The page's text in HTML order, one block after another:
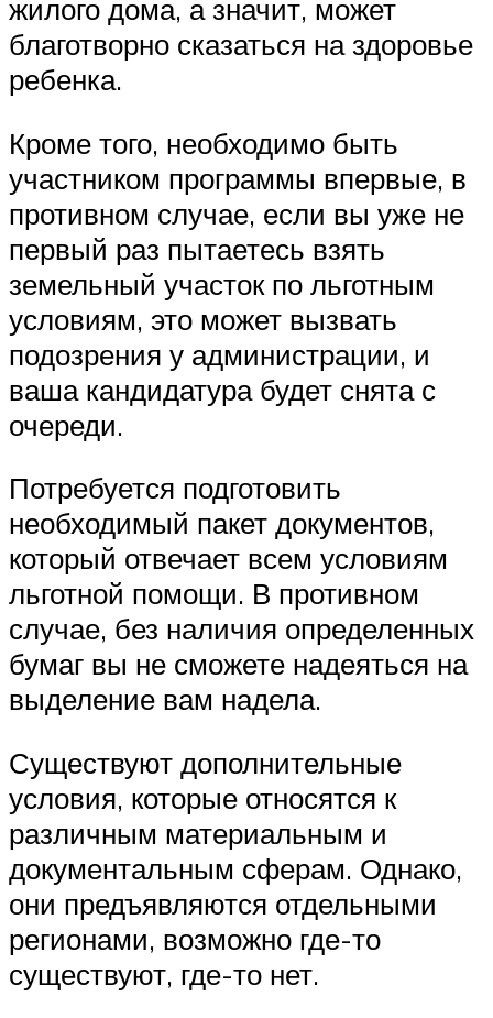
жилого дома, а значит, может
благотворно сказаться на здоровье
ребенка.
Кроме того, необходимо быть
участником программы впервые, в
противном случае, если вы уже не
первый раз пытаетесь взять
земельный участок по льготным
условиям, это может вызвать
подозрения у администрации, и
ваша кандидатура будет снята с
очереди.
Потребуется подготовить
необходимый пакет документов,
который отвечает всем условиям
льготной помощи. В противном
случае, без наличия определенных
бумаг вы не сможете надеяться на
выделение вам надела.
Существуют дополнительные
условия, которые относятся к
различным материальным и
документальным сферам. Однако,
они предъявляются отдельными
регионами, возможно где-то
существуют, где-то нет.